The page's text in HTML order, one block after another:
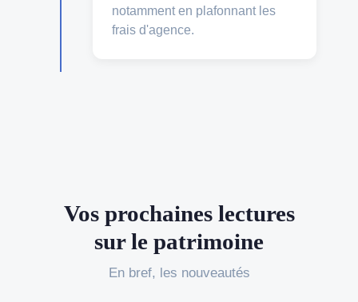
notamment en plafonnant les
frais d'agence.
Vos prochaines lectures
sur le patrimoine
En bref, les nouveautés